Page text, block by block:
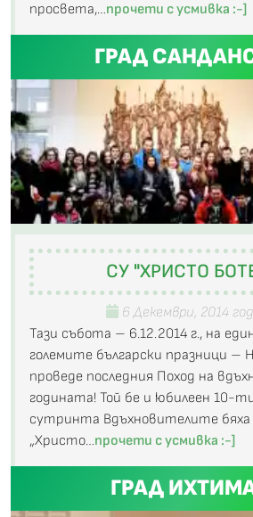
просвета,…прочети с усмивка :-]
ГРАД
СУ "ХРИСТО
6 Декември, 2014
Тази събота – 6.12.2014 г., на
големите български празници –
проведе последния Поход на
годината! Той бе и юбилеен 10-
сутринта Вдъхновителите
„Христо…прочети с усмивка :-]
ГРАД